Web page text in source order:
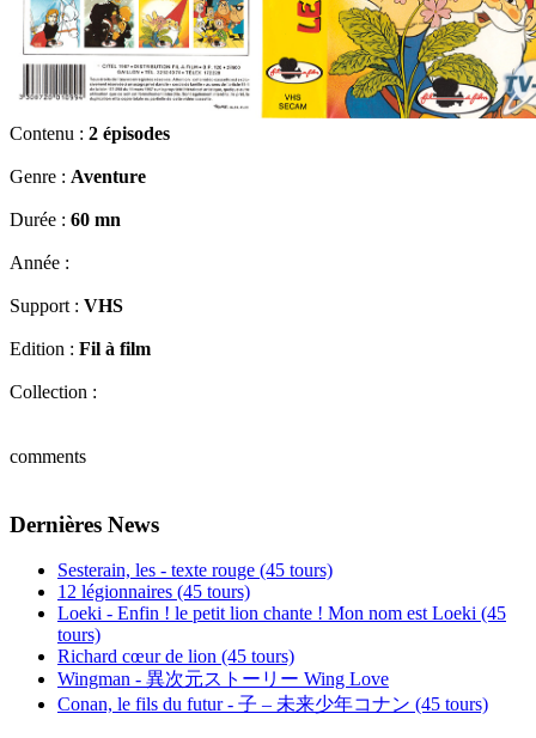
Contenu : 2 épisodes
Genre : Aventure
Durée : 60 mn
Année :
Support : VHS
Edition : Fil à film
Collection :
comments
Dernières News
Sesterain, les - texte rouge (45 tours)
12 légionnaires (45 tours)
Loeki - Enfin ! le petit lion chante ! Mon nom est Loeki (45
tours)
Richard cœur de lion (45 tours)
Wingman - 異次元ストーリー Wing Love
Conan, le fils du futur - 子 – 未来少年コナン (45 tours)